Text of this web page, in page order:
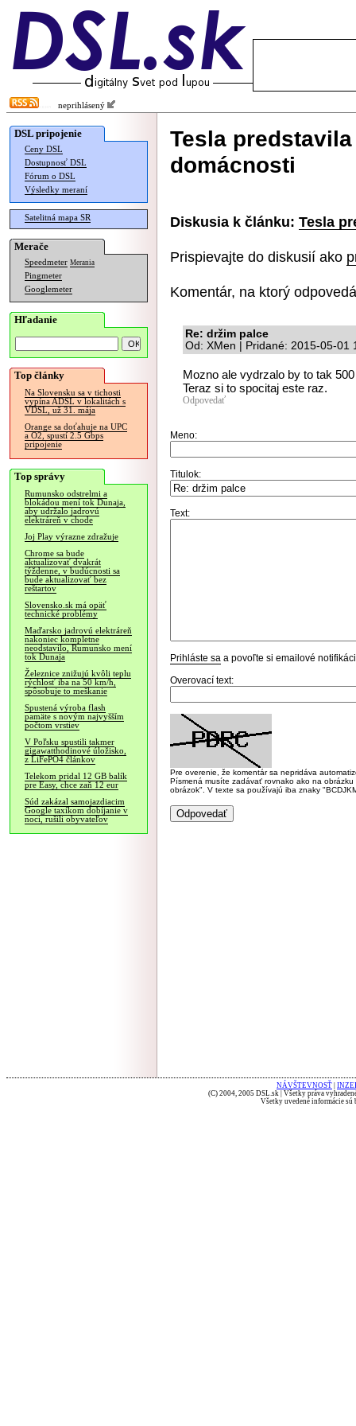
neprihlásený
DSL pripojenie
Ceny DSL
Dostupnosť DSL
Fórum o DSL
Výsledky meraní
Satelitná mapa SR
Merače
Speedmeter Merania
Pingmeter
Googlemeter
Hľadanie
Top články
Na Slovensku sa v tichosti
vypína ADSL v lokalitách s
VDSL, už 31. mája
Orange sa doťahuje na UPC
a O2, spustí 2.5 Gbps
pripojenie
Top správy
Rumunsko odstrelmi a
blokádou mení tok Dunaja,
aby udržalo jadrovú
elektráreň v chode
Joj Play výrazne zdražuje
Chrome sa bude
aktualizovať dvakrát
týždenne, v budúcnosti sa
bude aktualizovať bez
reštartov
Slovensko.sk má opäť
technické problémy
Maďarsko jadrovú elektráreň
nakoniec kompletne
neodstavilo, Rumunsko mení
tok Dunaja
Železnice znižujú kvôli teplu
rýchlosť iba na 50 km/h,
spôsobuje to meškanie
Spustená výroba flash
pamäte s novým najvyšším
počtom vrstiev
V Poľsku spustili takmer
gigawatthodinové úložisko,
z LiFePO4 článkov
Telekom pridal 12 GB balík
pre Easy, chce zaň 12 eur
Súd zakázal samojazdiacim
Google taxíkom dobíjanie v
noci, rušili obyvateľov
Tesla
domácnosti
Diskusia k článku: Tesla
Prispievajte do diskusií ako
Komentár, na ktorý
Re: držim palce
Od: XMen | Pridané: 2015-05-01
Mozno ale vydrzalo by to tak
Teraz si to spocitaj este raz.
Odpovedať
Meno:
Titulok:
Text:
Prihláste sa a povoľte si emailové
Overovací text:
Pre overenie, že komentár sa nepridáva
Písmená musíte zadávať rovnako ako na
obrázok". V texte sa používajú iba znaky
NÁVŠTEVNOSŤ
(C) 2004, 2005 DSL.sk | Všetky práva
Všetky uvedené informácie sú